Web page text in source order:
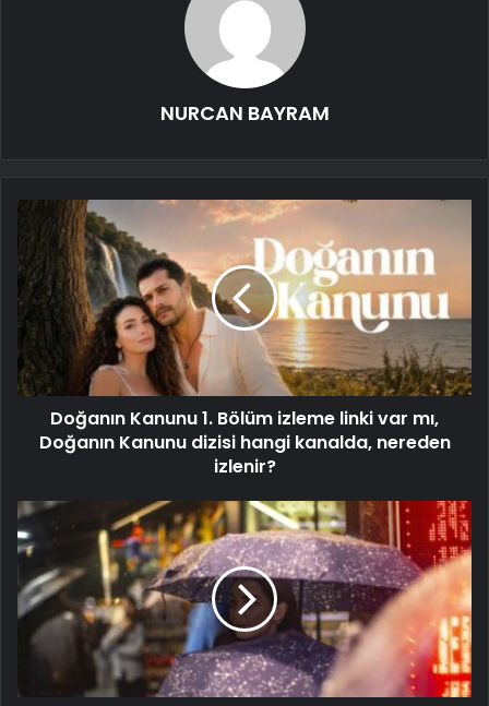
NURCAN BAYRAM
Doğanın Kanunu 1. Bölüm izleme linki var mı,
Doğanın Kanunu dizisi hangi kanalda, nereden
izlenir?